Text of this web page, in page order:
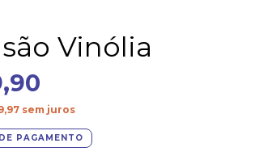
Vinólia
sem juros
PAGAMENTO